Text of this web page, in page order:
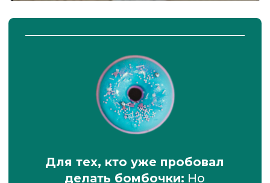
ЗАПИШИТЕСЬ
ПРЯМО СЕЙЧАС
В БЛАГОДАРНОСТЬ ЗА
РЕГИСТРАЦИЮ ВАМ ПРИДЕТ
ПОДАРОК: